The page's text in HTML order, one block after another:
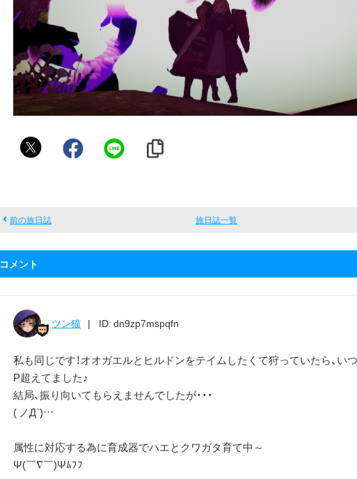
か
前の旅日誌 旅日誌一覧
コメント
ツン猫 ID: dn9zp7mspqfn
私も同じです！オオガエルとヒルドンをテイムしたくて狩っていたら、い
P超えてました♪
結局、振り向いてもらえませんでしたが・・・
( ノД`)…
属性に対応する為に育成器でハエとクワガタ育て中～
Ψ(￣∇￣)Ψﾑﾌﾌ